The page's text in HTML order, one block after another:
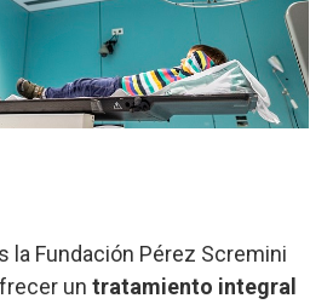
la Fundación Pérez Scremini
un tratamiento integral